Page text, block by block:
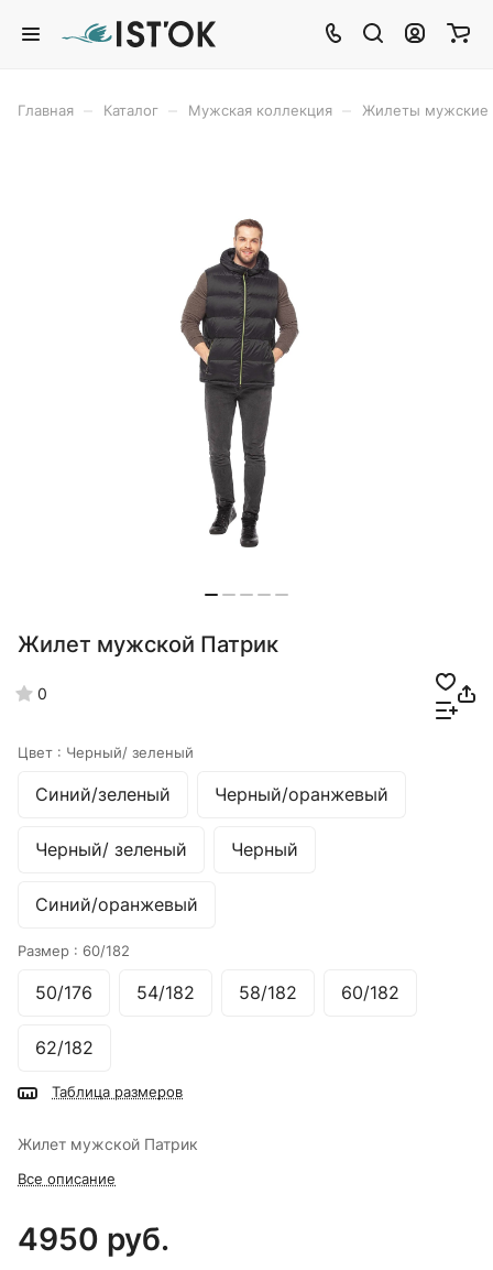
Главная Каталог Мужская коллекция Жилеты мужские
Жилет мужской Патрик
0
Цвет : Черный/ зеленый
Синий/зеленый Черный/оранжевый
Черный/ зеленый Черный
Синий/оранжевый
Размер : 60/182
50/176 54/182 58/182 60/182
62/182
Таблица размеров
Жилет мужской Патрик
Все описание
4950 руб.